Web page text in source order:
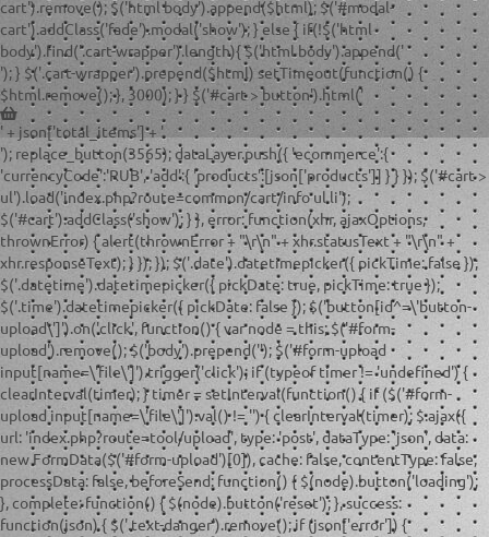
cart').remove(); $('html body').append($html); $('#modal-
cart').addClass('fade').modal('show'); } else { if(!$('html
body').find('.cart-wrapper').length){ $('html body').append('
'); } $('.cart-wrapper').prepend($html) setTimeout(function() {
$html.remove(); }, 3000); } } $('#cart > button').html('
' + json['total_items'] + '
'); replace_button(3565); dataLayer.push({ 'ecommerce':{
'currencyCode':'RUB', 'add':{ 'products':[json['products']] } } }); $('#cart >
ul').load('index.php?route=common/cart/info ul li');
$('#cart').addClass('show'); } }, error: function(xhr, ajaxOptions,
thrownError) { alert(thrownError + "\r\n" + xhr.statusText + "\r\n" +
xhr.responseText); } }); }); $('.date').datetimepicker({ pickTime: false });
$('.datetime').datetimepicker({ pickDate: true, pickTime: true });
$('.time').datetimepicker({ pickDate: false }); $('button[id^=\'button-
upload\']').on('click', function() { var node = this; $('#form-
upload').remove(); $('body').prepend(''); $('#form-upload
input[name=\'file\']').trigger('click'); if (typeof timer != 'undefined') {
clearInterval(timer); } timer = setInterval(function() { if ($('#form-
upload input[name=\'file\']').val() != '') { clearInterval(timer); $.ajax({
url: 'index.php?route=tool/upload', type: 'post', dataType: 'json', data:
new FormData($('#form-upload')[0]), cache: false, contentType: false,
processData: false, beforeSend: function() { $(node).button('loading');
}, complete: function() { $(node).button('reset'); }, success:
function(json) { $('.text-danger').remove(); if (json['error']) {